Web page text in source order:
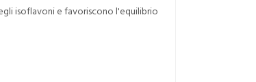
isoflavoni e favoriscono l'equilibrio